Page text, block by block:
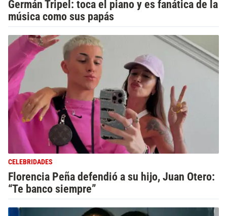
Germán Tripel: toca el piano y es fanática de la
música como sus papás
CELEBRIDADES
Florencia Peña defendió a su hijo, Juan Otero:
“Te banco siempre”